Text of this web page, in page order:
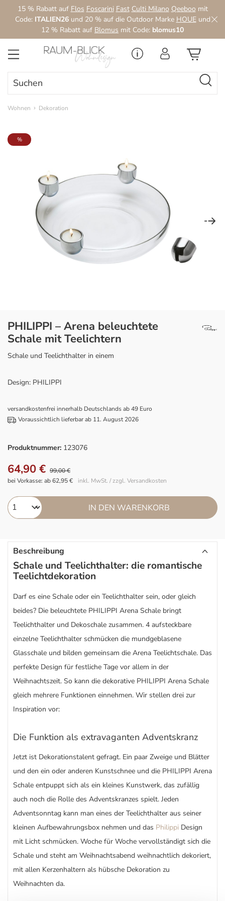
Zum Hauptinhalt springen
15 % Rabatt auf Flos Foscarini Fast Culti Milano Qeeboo mit
Code: ITALIEN26und 20 % auf die Outdoor Marke HOUEund
12 % Rabatt auf Blomus mit Code: blomus10
Wohnen Dekoration
Bildergalerie überspringen
%
PHILIPPI – Arena beleuchtete
Schale mit Teelichtern
Schale und Teelichthalter in einem
Design: PHILIPPI
versandkostenfrei innerhalb Deutschlands ab 49 Euro
Voraussichtlich lieferbar ab 11. August 2026
Produktnummer: 123076
64,90 € 99,00 €
inkl. MwSt. / zzgl. Versandkosten
bei Vorkasse: ab 62,95 €
IN DEN WARENKORB
Beschreibung
Schale und Teelichthalter: die romantische
Teelichtdekoration
Darf es eine Schale oder ein Teelichthalter sein, oder gleich
beides? Die beleuchtete PHILIPPI Arena Schale bringt
Teelichthalter und Dekoschale zusammen. 4 aufsteckbare
einzelne Teelichthalter schmücken die mundgeblasene
Glasschale und bilden gemeinsam die Arena Teelichtschale. Das
perfekte Design für festliche Tage vor allem in der
Weihnachtszeit. So kann die dekorative PHILIPPI Arena Schale
gleich mehrere Funktionen einnehmen. Wir stellen drei zur
Inspiration vor:
Die Funktion als extravaganten Adventskranz
Jetzt ist Dekorationstalent gefragt. Ein paar Zweige und Blätter
und den ein oder anderen Kunstschnee und die PHILIPPI Arena
Schale entpuppt sich als ein kleines Kunstwerk, das zufällig
auch noch die Rolle des Adventskranzes spielt. Jeden
Adventsonntag kann man eines der Teelichthalter aus seiner
kleinen Aufbewahrungsbox nehmen und das Philippi Design
mit Licht schmücken. Woche für Woche vervollständigt sich die
Schale und steht am Weihnachtsabend weihnachtlich dekoriert,
mit allen Kerzenhaltern als hübsche Dekoration zu
Weihnachten da.